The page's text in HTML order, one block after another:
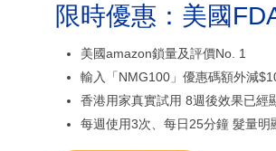
限時優惠：美國
美國amazon鎖量及評價No. 1
輸入「NMG100」優惠碼額外減
香港用家真實試用 8週後效果已經
每週使用3次、每日25分鐘 髮量明